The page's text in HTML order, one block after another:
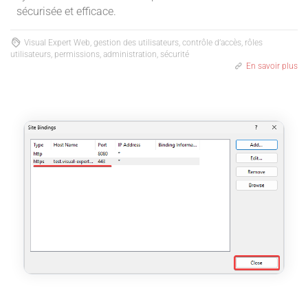
sécurisée et efficace.
Visual Expert Web, gestion des utilisateurs, contrôle d’accès, rôles
utilisateurs, permissions, administration, sécurité
En savoir plus